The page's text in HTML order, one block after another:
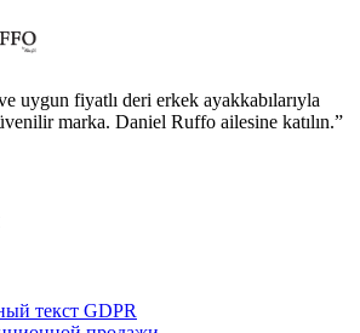
uygun fiyatlı deri erkek ayakkabılarıyla
marka. Daniel Ruffo ailesine katılın.”
текст GDPR